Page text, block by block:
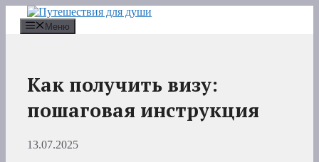
Перейти
содержимому
Меню
Как получить визу:
пошаговая инструкция
13.07.2025